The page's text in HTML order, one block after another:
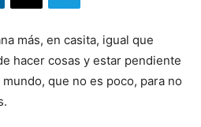
más, en casita, igual que
hacer cosas y estar pendiente
que no es poco, para no